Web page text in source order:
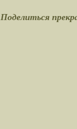
Поделиться